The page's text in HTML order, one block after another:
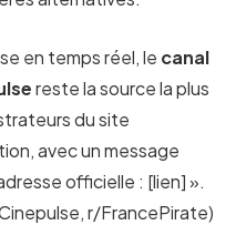
en temps réel, le canal
reste la source la plus
du site
avec un message
officielle : [lien] ».
r/FrancePirate)